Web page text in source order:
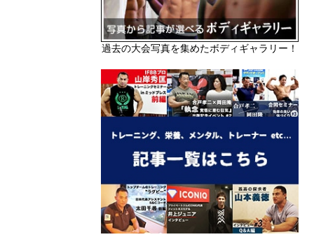
過去の大会写真を集めたボディギャラリー！